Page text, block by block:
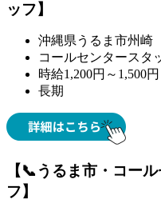
ッフ】
沖縄県うるま市州崎
コールセンタースタ
時給1,200円～1,500円
長期
【📞うるま市・コー
フ】